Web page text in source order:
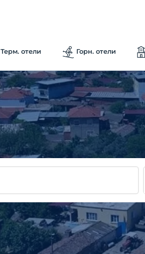
Терм. отели Горн. отели